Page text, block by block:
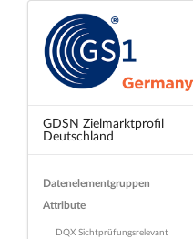
GDSN Zielmarktprofil
Deutschland
Datenelementgruppen
Attribute
DQX Sichtprüfungsrelevant